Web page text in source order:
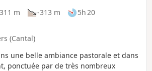
m -313 m
5h 20
(Cantal)
une belle ambiance pastorale et dans
ponctuée par de très nombreux